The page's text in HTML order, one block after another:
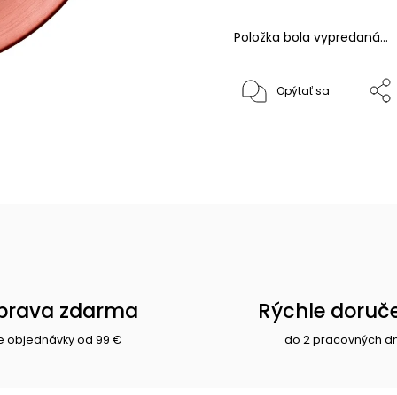
Položka bola vypredaná…
Opýtať sa
zdarma
objednávky od 99 €
Rýchle
do 2 pracovných